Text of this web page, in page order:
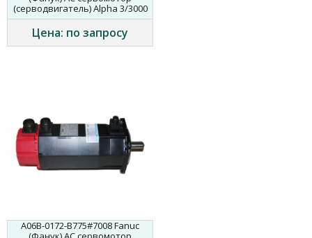
(серводвигатель) Alpha 3/3000
Цена: по запросу
A06B-0172-B775#7008 Fanuc